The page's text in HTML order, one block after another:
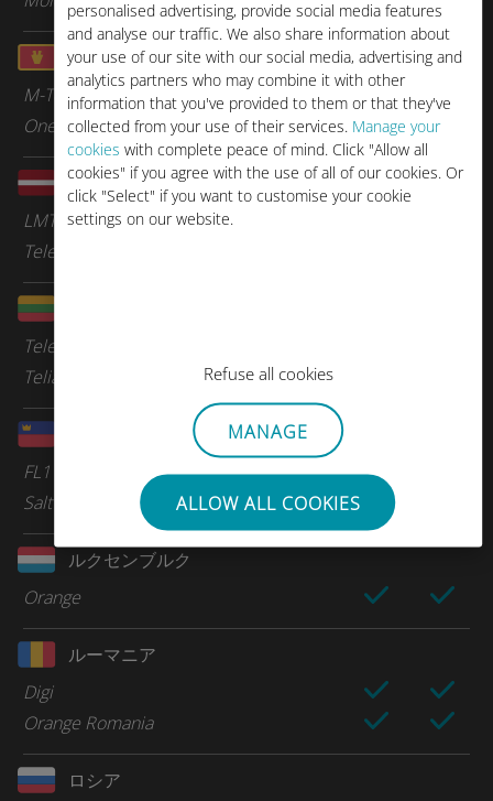
personalised advertising, provide social media features
and analyse our traffic. We also share information about
your use of our site with our social media, advertising and
analytics partners who may combine it with other
information that you've provided to them or that they've
collected from your use of their services. Manage your
cookies with complete peace of mind. Click "Allow all
cookies" if you agree with the use of all of our cookies. Or
click "Select" if you want to customise your cookie
settings on our website.
Refuse all cookies
MANAGE
ALLOW ALL COOKIES
モンテネグロ
M-Tel
One Montenegro
ラトビア
LMT
Tele 2 Lettonie
Tele 2 Lituanie
Telia
リヒテンシュタイン
FL1
Salt
ルクセンブルク
Orange
ルーマニア
Digi
Orange Romania
ロシア